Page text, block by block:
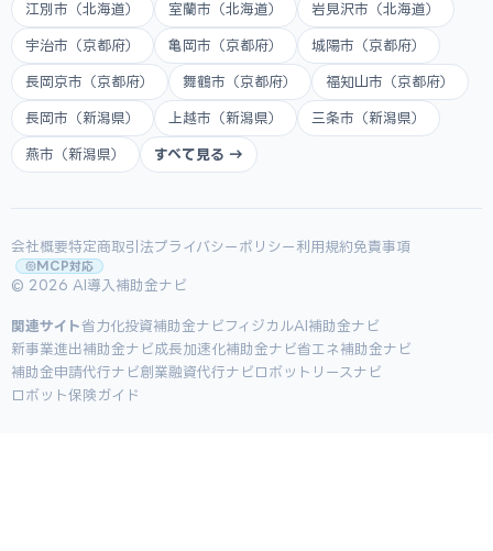
江別市（北海道） 室蘭市（北海道） 岩見沢市（北海道）
宇治市（京都府） 亀岡市（京都府） 城陽市（京都府）
長岡京市（京都府） 舞鶴市（京都府） 福知山市（京都府）
長岡市（新潟県） 上越市（新潟県） 三条市（新潟県）
燕市（新潟県） すべて見る →
会社概要特定商取引法プライバシーポリシー 利用規約免責事項
MCP対応
© 2026 AI導入補助金ナビ
関連サイト省力化投資補助金ナビ フィジカルAI補助金ナビ
新事業進出補助金ナビ成長加速化補助金ナビ省エネ補助金ナビ
補助金申請代行ナビ創業融資代行ナビ ロボットリースナビ
ロボット保険ガイド